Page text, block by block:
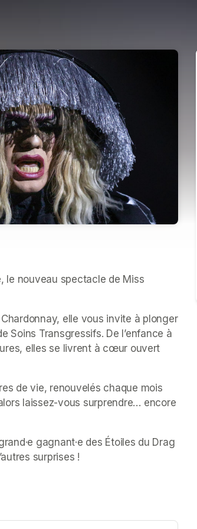
le nouveau spectacle de Miss
elle vous invite à plonger
Soins Transgressifs. De l’enfance à
elles se livrent à cœur ouvert
de vie, renouvelés chaque mois
laissez-vous surprendre… encore
gagnant·e des Étoiles du Drag
surprises !